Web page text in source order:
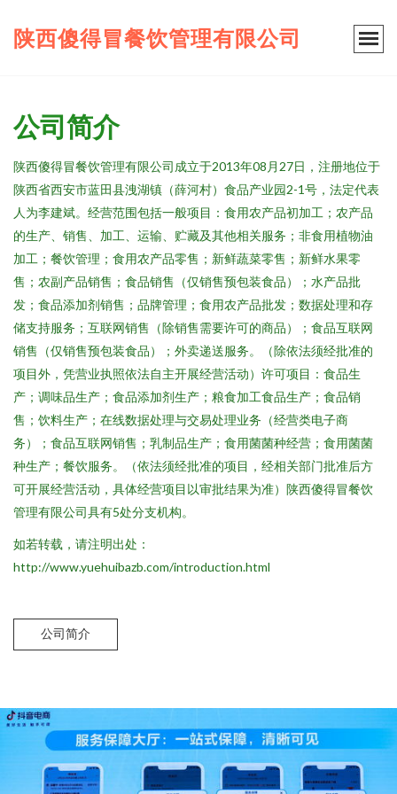
陕西傻得冒餐饮管理有限公司
公司简介
陕西傻得冒餐饮管理有限公司成立于2013年08月27日，注册地位于
陕西省西安市蓝田县洩湖镇（薛河村）食品产业园2-1号，法定代表
人为李建斌。经营范围包括一般项目：食用农产品初加工；农产品
的生产、销售、加工、运输、贮藏及其他相关服务；非食用植物油
加工；餐饮管理；食用农产品零售；新鲜蔬菜零售；新鲜水果零
售；农副产品销售；食品销售（仅销售预包装食品）；水产品批
发；食品添加剂销售；品牌管理；食用农产品批发；数据处理和存
储支持服务；互联网销售（除销售需要许可的商品）；食品互联网
销售（仅销售预包装食品）；外卖递送服务。（除依法须经批准的
项目外，凭营业执照依法自主开展经营活动）许可项目：食品生
产；调味品生产；食品添加剂生产；粮食加工食品生产；食品销
售；饮料生产；在线数据处理与交易处理业务（经营类电子商
务）；食品互联网销售；乳制品生产；食用菌菌种经营；食用菌菌
种生产；餐饮服务。（依法须经批准的项目，经相关部门批准后方
可开展经营活动，具体经营项目以审批结果为准）陕西傻得冒餐饮
管理有限公司具有5处分支机构。
如若转载，请注明出处：
http://www.yuehuibazb.com/introduction.html
公司简介